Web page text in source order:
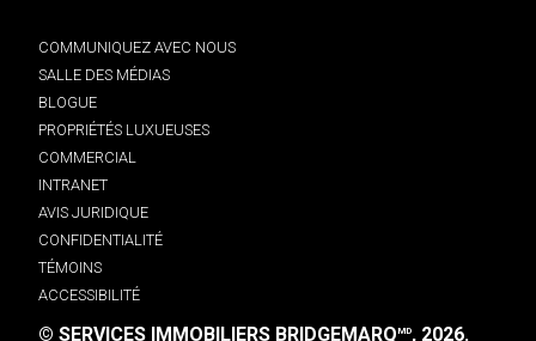
COMMUNIQUEZ AVEC NOUS
SALLE DES MÉDIAS
BLOGUE
PROPRIÉTÉS LUXUEUSES
COMMERCIAL
INTRANET
AVIS JURIDIQUE
CONFIDENTIALITÉ
TÉMOINS
ACCESSIBILITÉ
© SERVICES IMMOBILIERS BRIDGEMARQMD, 2026.